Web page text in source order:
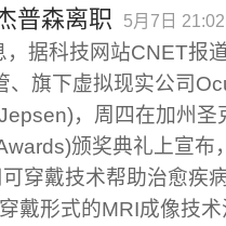
普森离职 5月7日 21:02
，据科技网站CNET报
、旗下虚拟现实公司
，周四在加州圣
颁奖典礼上宣
穿戴技术帮助治愈疾
戴形式的MRI成像技